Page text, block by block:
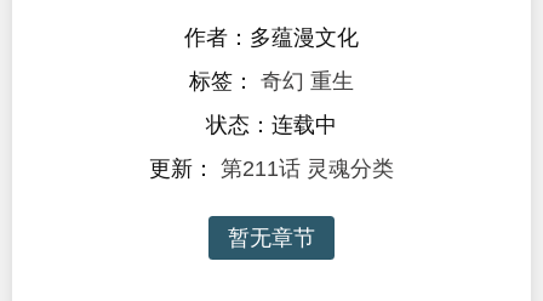
作者：多蕴漫文化
标签： 奇幻 重生
状态：连载中
更新： 第211话 灵魂分类
暂无章节